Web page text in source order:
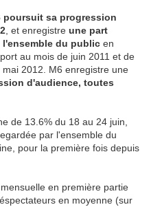
poursuit sa progression
, et enregistre une part
l'ensemble du public en
au mois de juin 2011 et de
2012. M6 enregistre une
d'audience, toutes
de 13.6% du 18 au 24 juin,
par l'ensemble du
pour la première fois depuis
en première partie
en moyenne (sur